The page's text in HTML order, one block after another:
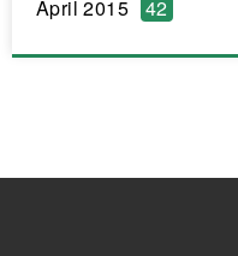
April 2015
42